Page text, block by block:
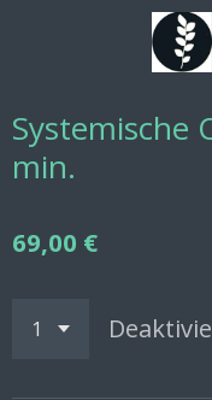
Systemische
min.
69,00 €